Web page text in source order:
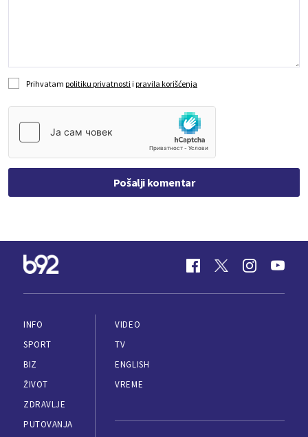
Prihvatam politiku privatnosti i pravila korišćenja
Pošalji komentar
INFO
SPORT
BIZ
ŽIVOT
ZDRAVLJE
PUTOVANJA
VIDEO
TV
ENGLISH
VREME